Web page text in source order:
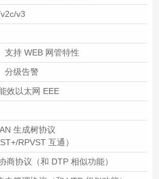
v3
支持 WEB 网管特性
分级告警
效以太网 EEE
生成树协议
RPVST 互通）
商协议（和 DTP 相似功能）